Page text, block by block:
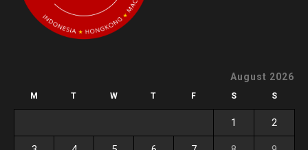
August 2026
M T W T F S S
1 2